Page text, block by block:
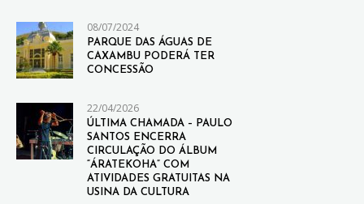
08/07/2024
PARQUE DAS ÁGUAS DE
CAXAMBU PODERÁ TER
CONCESSÃO
22/04/2026
ÚLTIMA CHAMADA – PAULO
SANTOS ENCERRA
CIRCULAÇÃO DO ÁLBUM
“ÁRATEKOHA” COM
ATIVIDADES GRATUITAS NA
USINA DA CULTURA